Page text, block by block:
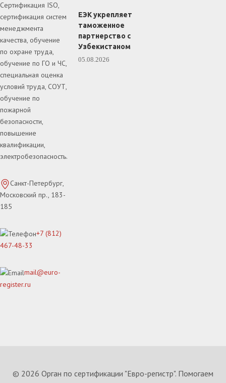
Сертификация ISO,
сертификация систем
менеджмента
качества, обучение
по охране труда,
обучение по ГО и ЧС,
специальная оценка
условий труда, СОУТ,
обучение по
пожарной
безопасности,
повышение
квалификации,
электробезопасность.
Санкт-Петербург,
Московский пр., 183-
185
+7 (812)
467-48-33
mail@euro-
register.ru
ЕЭК укрепляет
таможенное
партнерство с
Узбекистаном
05.08.2026
© 2026 Орган по сертификации "Евро-регистр". Помогаем